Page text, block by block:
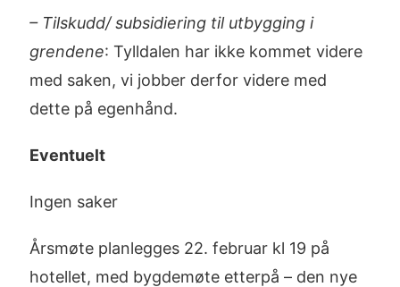
– Tilskudd/ subsidiering til utbygging i
grendene: Tylldalen har ikke kommet videre
med saken, vi jobber derfor videre med
dette på egenhånd.
Eventuelt
Ingen saker
Årsmøte planlegges 22. februar kl 19 på
hotellet, med bygdemøte etterpå – den nye